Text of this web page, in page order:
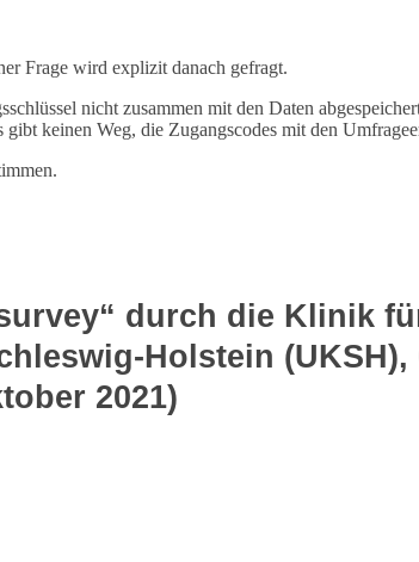
Frage wird explizit danach gefragt.
nicht zusammen mit den Daten
keinen Weg, die Zugangscodes mit den
durch die Klinik
Holstein (UKSH),
2021)